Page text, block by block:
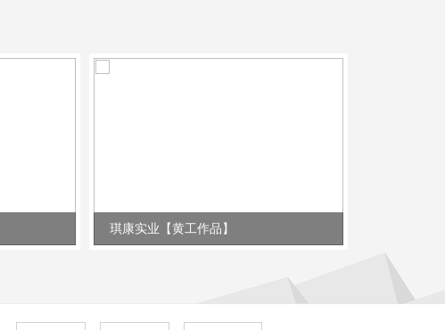
琪康实业【黄工作品】